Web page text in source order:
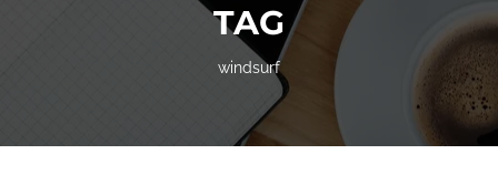
TAG
windsurf